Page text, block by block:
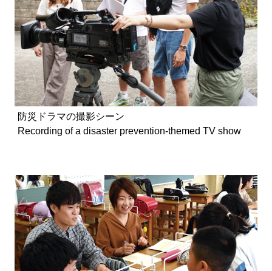
防災ドラマの撮影シーン
Recording of a disaster prevention-themed TV show